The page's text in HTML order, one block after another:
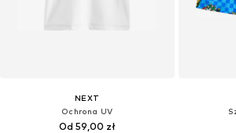
NEXT
Ochrona UV
Od 59,00 zł